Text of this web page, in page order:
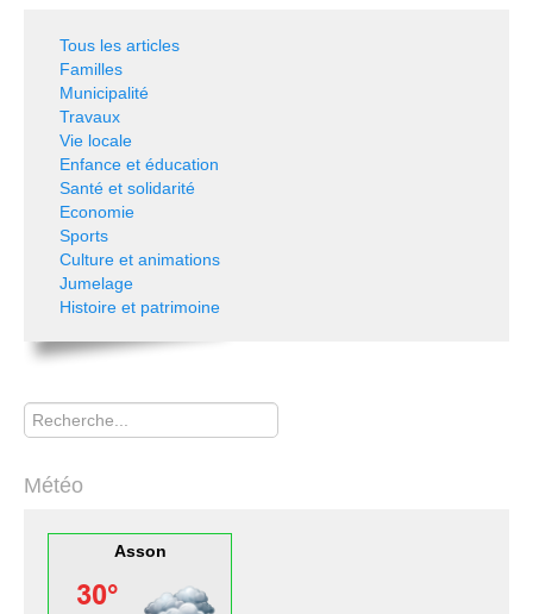
Tous les articles
Familles
Municipalité
Travaux
Vie locale
Enfance et éducation
Santé et solidarité
Economie
Sports
Culture et animations
Jumelage
Histoire et patrimoine
Rechercher
Météo
Asson